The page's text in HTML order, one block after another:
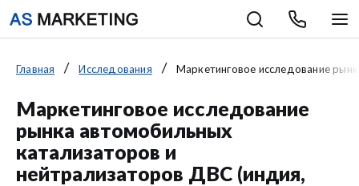
Главная Исследования Маркетинговое исследование
Маркетинговое исследование
рынка автомобильных
катализаторов и
нейтрализаторов ДВС (индия,